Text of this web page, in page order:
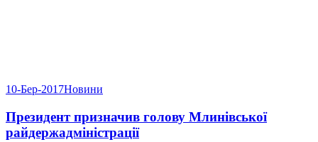
10-Бер-2017Новини
Президент призначив голову Млинівської
райдержадміністрації